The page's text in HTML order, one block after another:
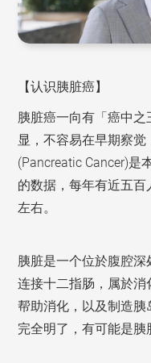
【认识胰脏癌】
胰脏癌一向有「癌中
显，不容易在早期察
(Pancreatic Cancer)是
的数据，每年有近五
左右。
胰脏是一个位於腹腔深
连接十二指肠，属於
帮助消化，以及制造
完全明了，有可能是胰